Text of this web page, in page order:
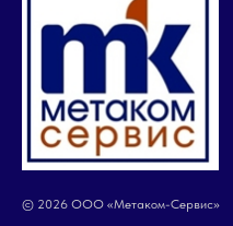
© 2026 ООО «Метаком-Сервис»